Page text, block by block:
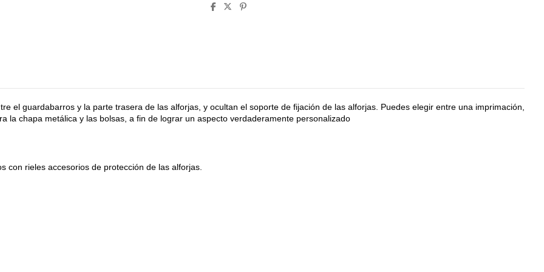
el guardabarros y la parte trasera de las alforjas, y ocultan el soporte de fijación de las alforjas. Puedes elegir entre una imprimación,
la chapa metálica y las bolsas, a fin de lograr un aspecto verdaderamente personalizado
con rieles accesorios de protección de las alforjas.